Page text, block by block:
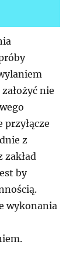
nie
z
by
wykonania